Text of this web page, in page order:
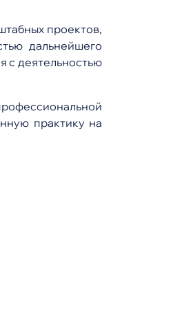
проектов,
дальнейшего
с деятельностью
практику на